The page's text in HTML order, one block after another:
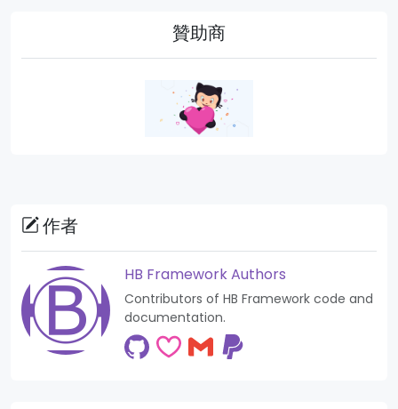
贊助商
作者
HB Framework Authors
Contributors of HB Framework code and
documentation.